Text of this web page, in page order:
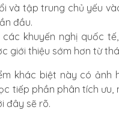
và tập trung chủ yếu
đầu.
các khuyến nghị quốc
giới thiệu sớm hơn từ
khác biệt này có ảnh
tiếp phần phân tích ưu,
đây sẽ rõ.